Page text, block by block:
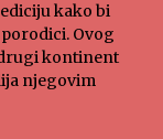
kako bi
Ovog
kontinent
njegovim